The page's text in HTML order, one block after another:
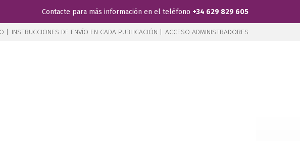
Contacte para más información en el teléfono +34 629 829 605
| INSTRUCCIONES DE ENVÍO EN CADA PUBLICACIÓN | ACCESO ADMINISTRADORES